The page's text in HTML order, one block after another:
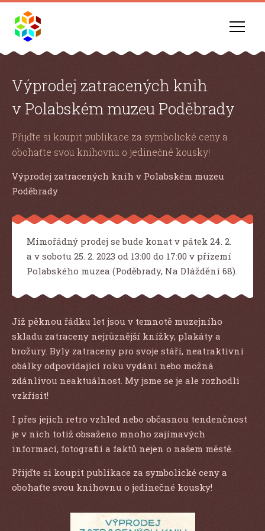
Výprodej zatracených knih
v Polabském muzeu Poděbrady
Přijďte si koupit publikace za symbolické ceny a
obohaťte svou knihovnu o jedinečné kousky!
Výprodej zatracených knih v Polabském muzeu
Poděbrady
Mimořádný prodej se bude konat v pátek 24. 2.
a v sobotu 25. 2. 2023 od 13:00 do 17:00 v přízemí
Polabského muzea (Poděbrady, Na Dláždění 68).
Již pěknou řádku let jsou v temnotě muzejního
skladu zatraceny nejrůznější knížky, plakáty a
brožury. Byly zatraceny pro svoje stáří, neatraktivní
obálky odpovídající roku vydání nebo možná
zdánlivou neaktuálnost. My jsme se je ale rozhodli
vzkřísit!
I přes jejich retro vzhled nebo občasnou tendenčnost
je v nich totiž obsaženo mnoho zajímavých
informací, fotografií a faktů nejen o našem městě.
Přijďte si koupit publikace za symbolické ceny a
obohaťte svou knihovnu o jedinečné kousky!